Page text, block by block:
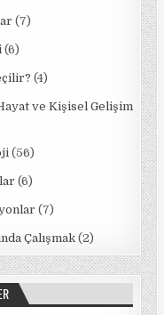
(7)
(6)
(4)
ve Kişisel Gelişim
(56)
(6)
(7)
Çalışmak(2)